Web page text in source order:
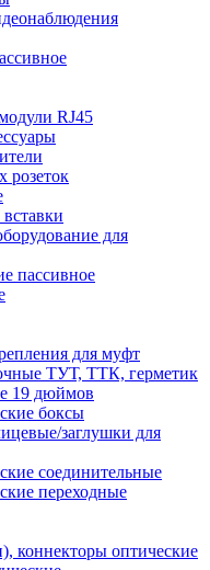
RJ45
розеток
для
пассивное
для муфт
ТУТ, ТТК, герметик
19 дюймов
боксы
заглушки для
соединительные
переходные
коннекторы оптические